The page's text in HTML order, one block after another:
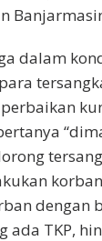
dalam
dengan
ada TKP,